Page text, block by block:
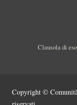
Clausola di
Copyright ©